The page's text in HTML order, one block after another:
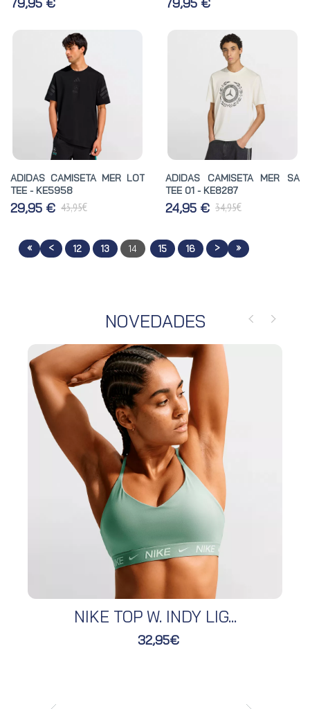
ADIDAS CAMISETA MER LOT
TEE - KE5958
29,95 € 43,95€
ADIDAS CAMISETA MER SA
TEE 01 - KE8287
24,95 € 34,95€
« < 12 13 14 15 16 > »
NOVEDADES
NIKE TOP W. INDY LIG...
32,95€